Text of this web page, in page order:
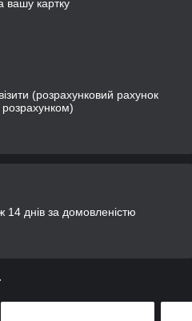
вашу картку
(розрахунковий рахунок
розрахунком)
днів за домовленістю